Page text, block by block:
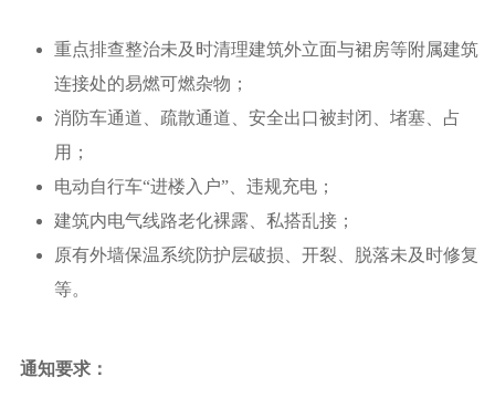
重点排查整治未及时清理建筑外立面与裙房等附属建筑
连接处的易燃可燃杂物；
消防车通道、疏散通道、安全出口被封闭、堵塞、占
用；
电动自行车“进楼入户”、违规充电；
建筑内电气线路老化裸露、私搭乱接；
原有外墙保温系统防护层破损、开裂、脱落未及时修复
等。
通知要求：